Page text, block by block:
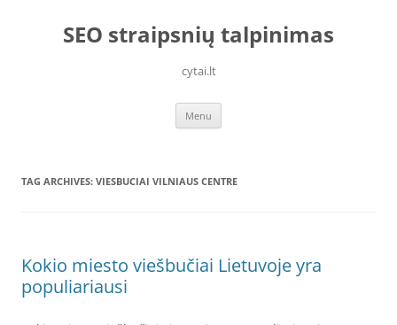
contentSEO straipsnių talpinimas
cytai.lt
Menu
TAG ARCHIVES: VIESBUCIAI VILNIAUS CENTRE
Kokio miesto viešbučiai Lietuvoje yra
populiariausi